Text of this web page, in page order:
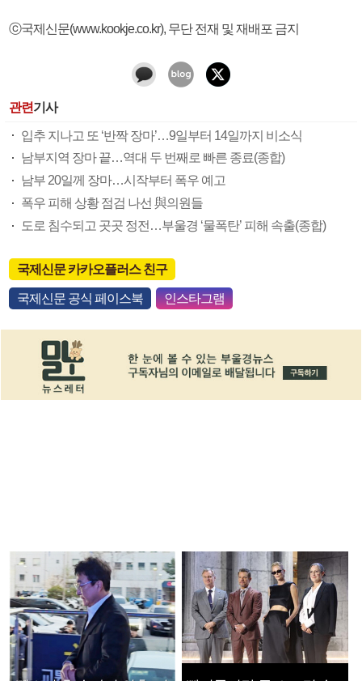
ⓒ국제신문(www.kookje.co.kr), 무단 전재 및 재배포 금지
관련기사
입추 지나고 또 ‘반짝 장마’…9일부터 14일까지 비소식
남부지역 장마 끝…역대 두 번째로 빠른 종료(종합)
남부 20일께 장마…시작부터 폭우 예고
폭우 피해 상황 점검 나선 與의원들
도로 침수되고 곳곳 정전…부울경 ‘물폭탄’ 피해 속출(종합)
국제신문 카카오플러스 친구
국제신문 공식 페이스북 인스타그램